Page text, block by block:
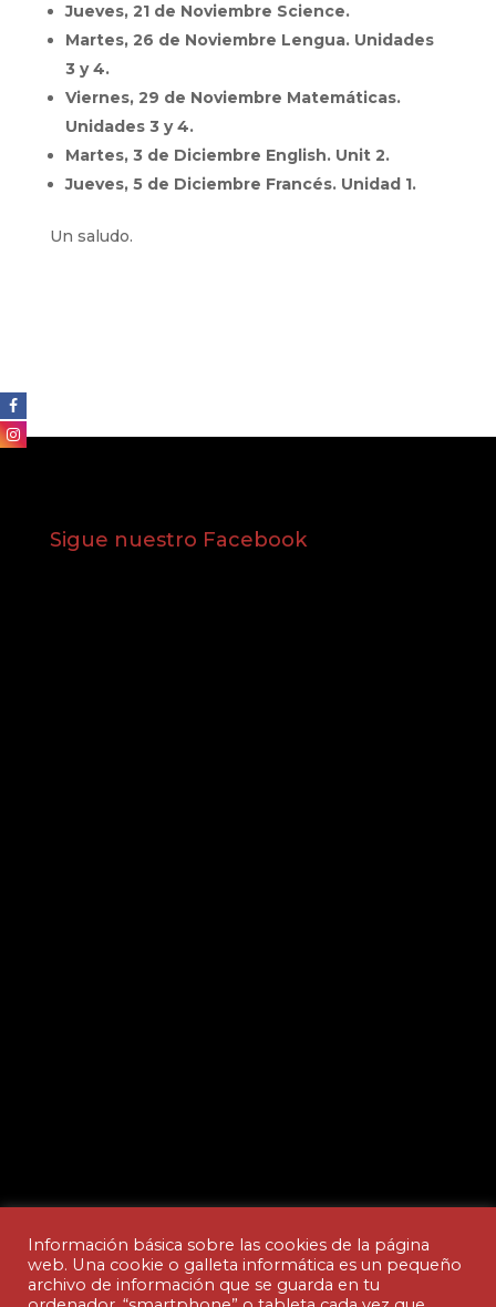
Jueves, 21 de Noviembre Science.
Martes, 26 de Noviembre Lengua. Unidades
3 y 4.
Viernes, 29 de Noviembre Matemáticas.
Unidades 3 y 4.
Martes, 3 de Diciembre English. Unit 2.
Jueves, 5 de Diciembre Francés. Unidad 1.
Un saludo.
Sigue nuestro Facebook
Información básica sobre las cookies de la página
web. Una cookie o galleta informática es un pequeño
archivo de información que se guarda en tu